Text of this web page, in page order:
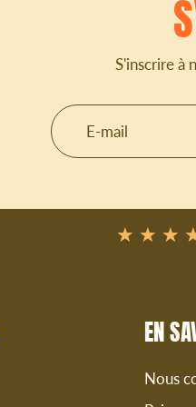
S'inscrire à
E-mail
EN
Nous